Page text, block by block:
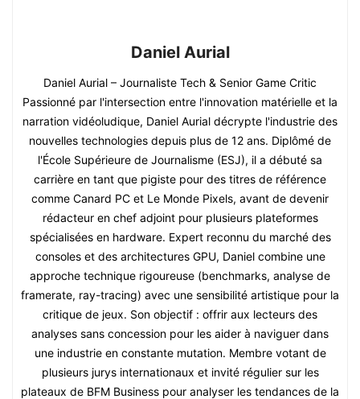
Daniel Aurial
Daniel Aurial – Journaliste Tech & Senior Game Critic
Passionné par l'intersection entre l'innovation matérielle et la
narration vidéoludique, Daniel Aurial décrypte l'industrie des
nouvelles technologies depuis plus de 12 ans. Diplômé de
l'École Supérieure de Journalisme (ESJ), il a débuté sa
carrière en tant que pigiste pour des titres de référence
comme Canard PC et Le Monde Pixels, avant de devenir
rédacteur en chef adjoint pour plusieurs plateformes
spécialisées en hardware. Expert reconnu du marché des
consoles et des architectures GPU, Daniel combine une
approche technique rigoureuse (benchmarks, analyse de
framerate, ray-tracing) avec une sensibilité artistique pour la
critique de jeux. Son objectif : offrir aux lecteurs des
analyses sans concession pour les aider à naviguer dans
une industrie en constante mutation. Membre votant de
plusieurs jurys internationaux et invité régulier sur les
plateaux de BFM Business pour analyser les tendances de la